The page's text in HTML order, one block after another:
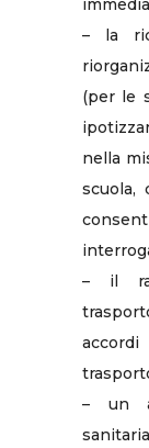
– la
(per le
nella
scuola,
– il
– un